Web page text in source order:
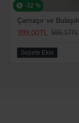
-32 %
399,00TL 585,17TL
Sepete Ekle